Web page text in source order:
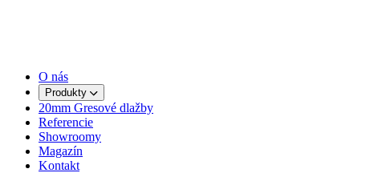
O nás
Produkty
20mm Gresové dlažby
Referencie
Showroomy
Magazín
Kontakt